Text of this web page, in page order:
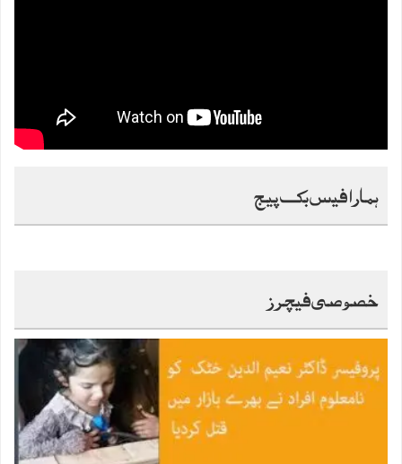
ہمارا فیس بک پیج
خصوصی فیچرز